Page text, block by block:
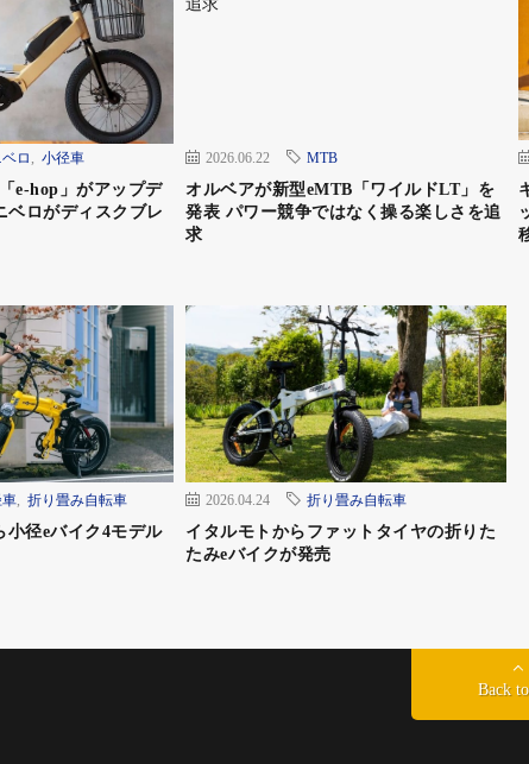
つつ、走行中もペットが顔を出せる蓋のデザインにこだわっ
用バスケットなどで採用している独自の着脱機構を応用。強
に取り外せるため、自転車での移動から到着後の徒歩移動
替えられる。一人で自転車に乗るときは、アタッチメント
ベロ 小径車
e-hop」がアップデ
ロがディスクブレ
2026.06.22 MTB
オルベアが新型eMTB「ワイルドLT」を
発表 パワー競争ではなく操る楽しさを追
求
折り畳み自転車
小径eバイク4モデル
2026.04.24 折り畳み自転車
イタルモトからファットタイヤの折りた
たみeバイクが発売
Back